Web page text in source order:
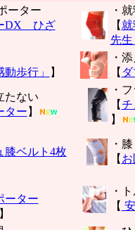
ーター
DX ひざ
・
【
先生
歩行」 】
・
【
たない
ター 】
・
【チ
】
膝ベルト4枚
・
【
ーター
】
・
【